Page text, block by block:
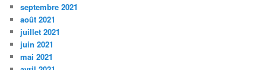
septembre 2021
août 2021
juillet 2021
juin 2021
mai 2021